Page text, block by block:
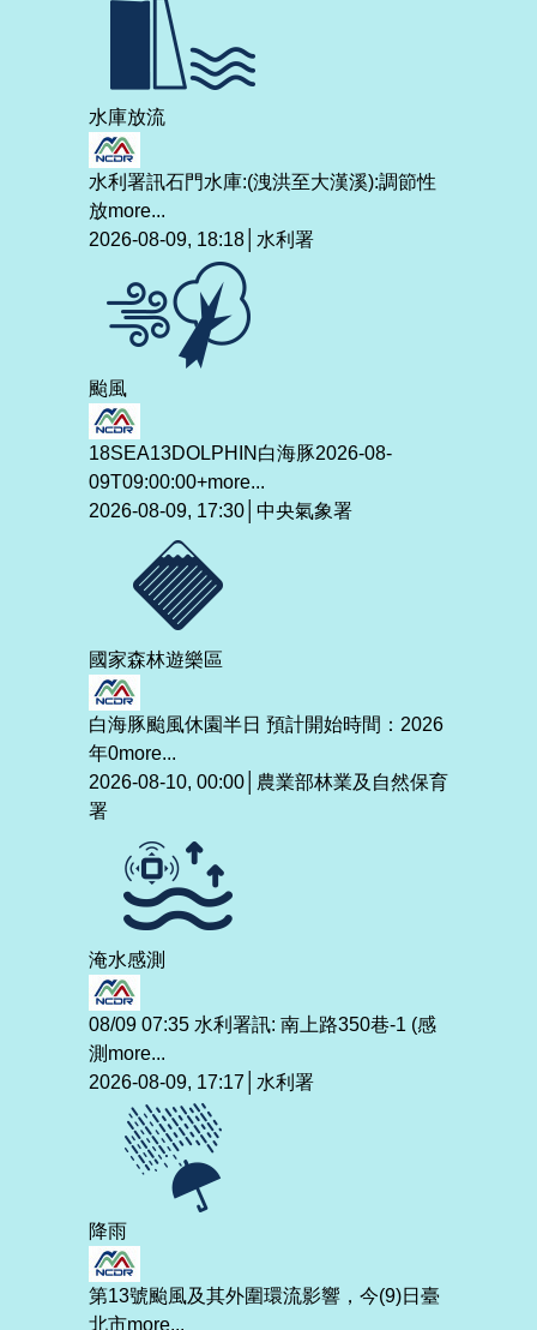
水庫放流
水利署訊石門水庫:(洩洪至大漢溪):調節性
放more...
2026-08-09, 18:18│水利署
颱風
18SEA13DOLPHIN白海豚2026-08-
09T09:00:00+more...
2026-08-09, 17:30│中央氣象署
國家森林遊樂區
白海豚颱風休園半日 預計開始時間：2026
年0more...
2026-08-10, 00:00│農業部林業及自然保育
署
淹水感測
08/09 07:35 水利署訊: 南上路350巷-1 (感
測 more...
2026-08-09, 17:17│水利署
降雨
第13號颱風及其外圍環流影響，今(9)日臺
北市more...